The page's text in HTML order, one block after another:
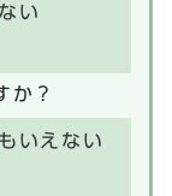
い
か？
いえない